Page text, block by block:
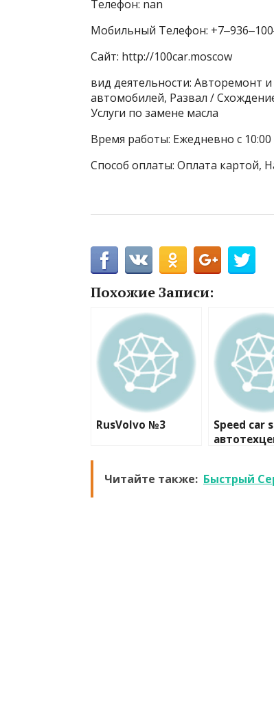
Телефон: nan
Мобильный Телефон:
Сайт: http://100car.moscow
вид деятельности: Авторемонт
автомобилей, Развал /
Услуги по замене масла
Время работы: Ежедневно с 10:00
Способ оплаты: Оплата картой,
Похожие Записи:
RusVolvo №3
Speed car
Читайте также: Быстрый